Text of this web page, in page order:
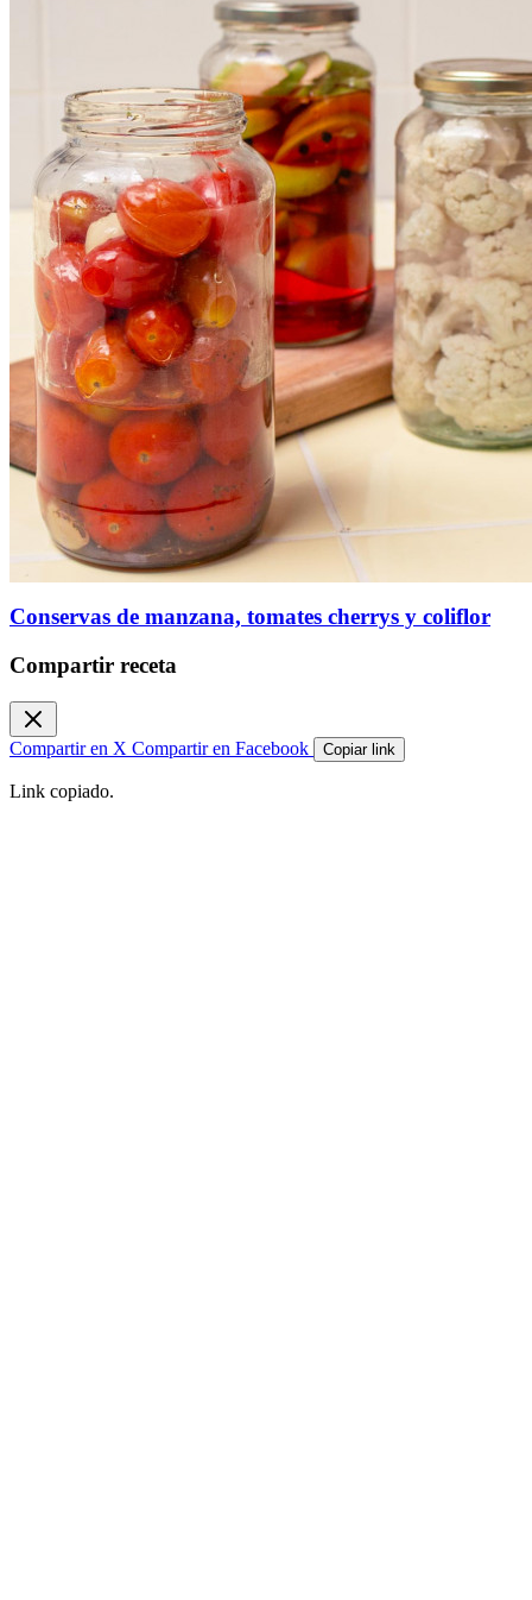
Conservas de manzana, tomates cherrys y coliflor
Compartir receta
Compartir en X Compartir en Facebook Copiar link
Link copiado.